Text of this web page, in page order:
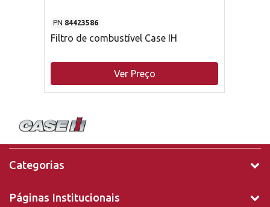
PN 84423586
Filtro de combustível Case IH
Ver Preço
Categorias
Páginas Institucionais